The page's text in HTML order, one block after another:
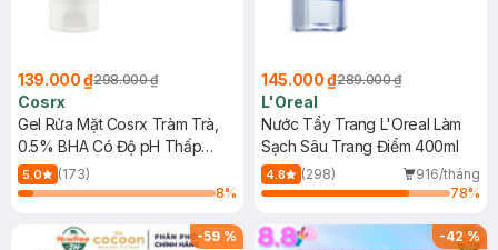
139.000 ₫298.000 ₫
Cosrx
Gel Rửa Mặt Cosrx Tràm Trà,
0.5% BHA Có Độ pH Thấp
150ml
5.0
(173)
8%
145.000 ₫289.000 ₫
L'Oreal
Nước Tẩy Trang L'Oreal Làm
Sạch Sâu Trang Điểm 400ml
4.8 (298)
916/tháng
78%
-59 % -42%